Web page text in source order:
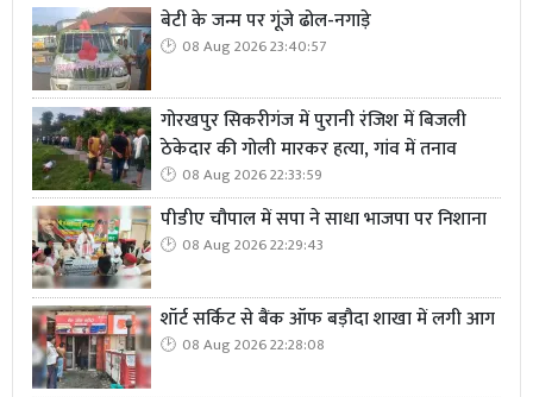
बेटी के जन्म पर गूंजे ढोल-नगाड़े
08 Aug 2026 23:40:57
गोरखपुर सिकरीगंज में पुरानी रंजिश में बिजली
ठेकेदार की गोली मारकर हत्या, गांव में तनाव
08 Aug 2026 22:33:59
पीडीए चौपाल में सपा ने साधा भाजपा पर निशाना
08 Aug 2026 22:29:43
शॉर्ट सर्किट से बैंक ऑफ बड़ौदा शाखा में लगी आग
08 Aug 2026 22:28:08